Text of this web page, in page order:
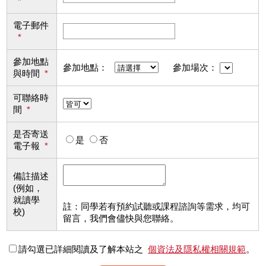
電子郵件
*
參加地點
與時間 *
參加地點： 參加場次：
可聯絡時
間 *
是否寄送
電子報 *
是 否
備註描述
(例如，
就讀學
校)
註：同學若有預約試聽或課程諮詢等需求，均可
留言，我們會儘快與您聯絡。
請勾選已詳細閱讀及了解本站之 個資法及隱私權相關規範。